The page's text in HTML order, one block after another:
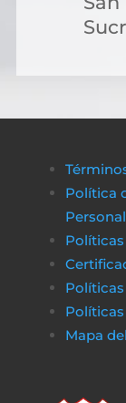
Política
Mapa